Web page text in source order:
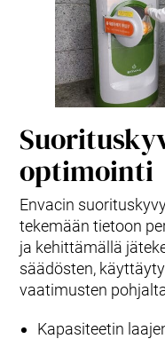
optimointi
Envacin
tekemään tietoon
ja kehittämällä
säädösten,
vaatimusten
Kapasiteetin